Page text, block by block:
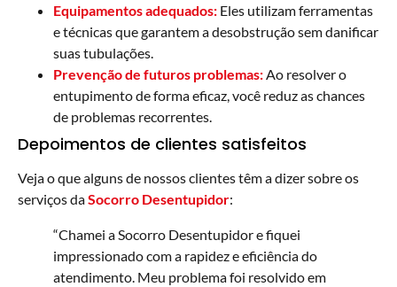
Equipamentos adequados: Eles utilizam ferramentas
e técnicas que garantem a desobstrução sem danificar
suas tubulações.
Prevenção de futuros problemas:Ao resolver o
entupimento de forma eficaz, você reduz as chances
de problemas recorrentes.
Depoimentos de clientes satisfeitos
Veja o que alguns de nossos clientes têm a dizer sobre os
serviços daSocorro Desentupidor:
“Chamei a Socorro Desentupidor e fiquei
impressionado com a rapidez e eficiência do
atendimento. Meu problema foi resolvido em